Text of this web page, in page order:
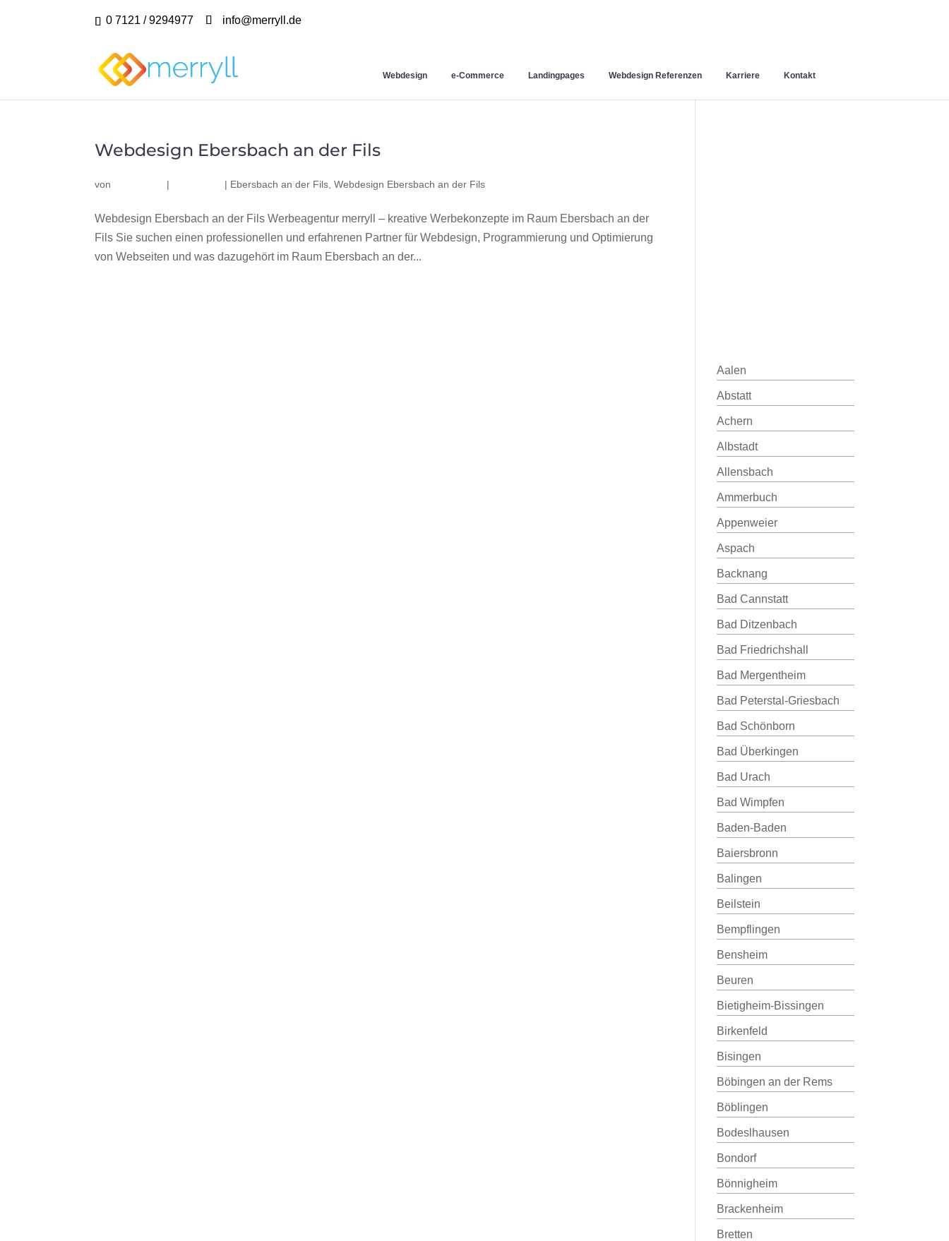
0 7121 / 9294977 info@merryll.de
Webdesign e-Commerce Landingpages Webdesign Referenzen Karriere Kontakt
Webdesign Ebersbach an der Fils
von | | Ebersbach an der Fils ,Webdesign Ebersbach an der Fils
Webdesign Ebersbach an der Fils Werbeagentur merryll – kreative Werbekonzepte im Raum Ebersbach an der
Fils Sie suchen einen professionellen und erfahrenen Partner für Webdesign, Programmierung und Optimierung
von Webseiten und was dazugehört im Raum Ebersbach an der...
Aalen
Abstatt
Achern
Albstadt
Allensbach
Ammerbuch
Appenweier
Aspach
Backnang
Bad Cannstatt
Bad Ditzenbach
Bad Friedrichshall
Bad Mergentheim
Bad Peterstal-Griesbach
Bad Schönborn
Bad Überkingen
Bad Urach
Bad Wimpfen
Baden-Baden
Baiersbronn
Balingen
Beilstein
Bempflingen
Bensheim
Beuren
Bietigheim-Bissingen
Birkenfeld
Bisingen
Böbingen an der Rems
Böblingen
Bodeslhausen
Bondorf
Bönnigheim
Brackenheim
Bretten